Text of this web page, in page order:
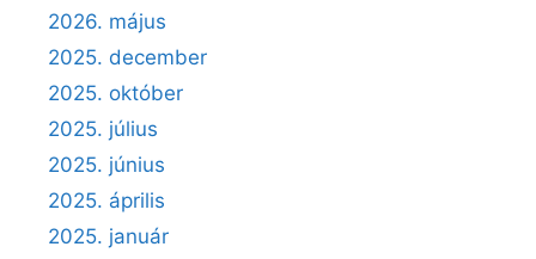
2026. május
2025. december
2025. október
2025. július
2025. június
2025. április
2025. január